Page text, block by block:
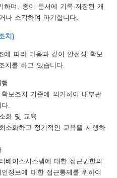
며, 종이 문서에 기록·저장된 개
나 소각하여 파기합니다.
치)
에 따라 다음과 같이 안전성 확보
치를 하고 있습니다.
보조치 기준에 의거하여 내부관
.
화 및 교육
소화하고 정기적인 교육을 시행하
베이스시스템에 대한 접근권한의
정보에 대한 접근통제를 위하여